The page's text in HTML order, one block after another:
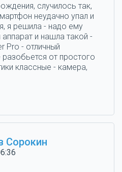
случилось так,
неудачно упал и
я решила - надо ему
и нашла такой -
Pro - отличный
от простого
классные - камера,
Сорокин